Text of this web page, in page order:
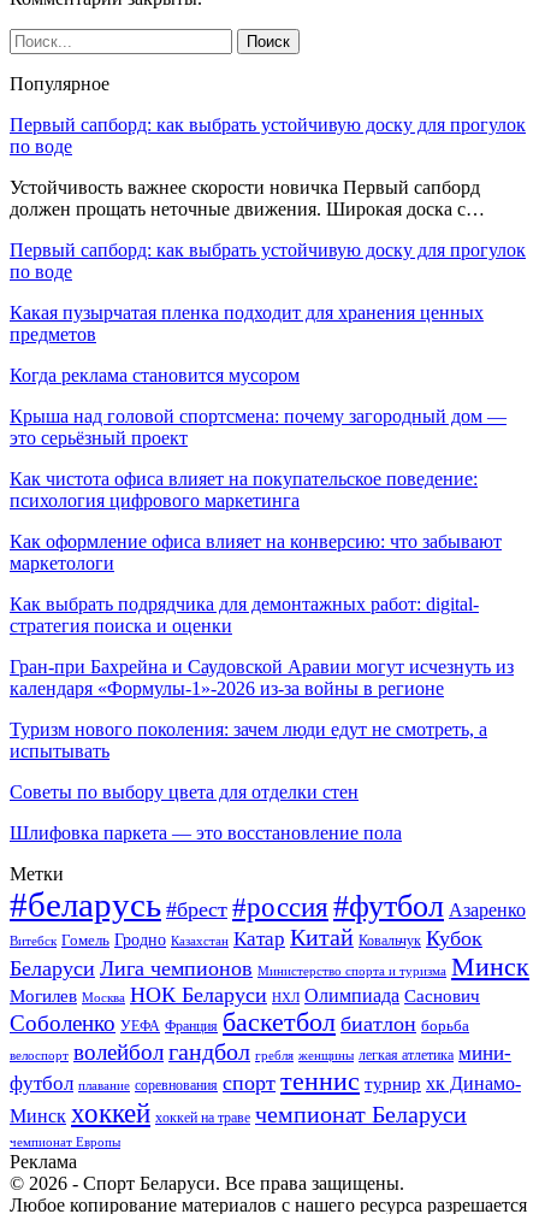
Популярное
Первый сапборд: как выбрать устойчивую доску для прогулок
по воде
Устойчивость важнее скорости новичка Первый сапборд
должен прощать неточные движения. Широкая доска с…
Первый сапборд: как выбрать устойчивую доску для прогулок
по воде
Какая пузырчатая пленка подходит для хранения ценных
предметов
Когда реклама становится мусором
Крыша над головой спортсмена: почему загородный дом —
это серьёзный проект
Как чистота офиса влияет на покупательское поведение:
психология цифрового маркетинга
Как оформление офиса влияет на конверсию: что забывают
маркетологи
Как выбрать подрядчика для демонтажных работ: digital-
стратегия поиска и оценки
Гран-при Бахрейна и Саудовской Аравии могут исчезнуть из
календаря «Формулы-1»-2026 из-за войны в регионе
Туризм нового поколения: зачем люди едут не смотреть, а
испытывать
Советы по выбору цвета для отделки стен
Шлифовка паркета — это восстановление пола
Метки
#беларусь #брест #россия#футбол Азаренко
Витебск Гомель Гродно Казахстан Катар Китай Ковальчук Кубок
Беларуси Лига чемпионов Министерство спорта и туризма Минск
Могилев Москва НОК Беларуси НХЛ Олимпиада Саснович
Соболенко УЕФА Франция баскетбол биатлон борьба
велоспорт волейболгандбол гребля женщины легкая атлетика мини-
футбол плавание соревнования спорт теннис турнир хк Динамо-
Минск хоккей хоккей на траве чемпионат Беларуси
чемпионат Европы
Реклама
© 2026 - Спорт Беларуси. Все права защищены.
Любое копирование материалов с нашего ресурса разрешается